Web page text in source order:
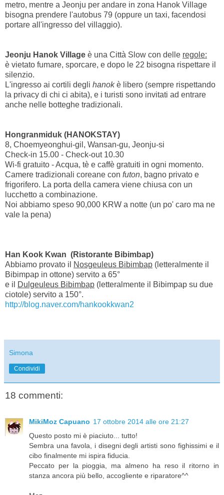
metro, mentre a Jeonju per andare in zona Hanok Village
bisogna prendere l'autobus 79 (oppure un taxi, facendosi
portare all'ingresso del villaggio).
Jeonju Hanok Village è una Città Slow con delle regole:
è vietato fumare, sporcare, e dopo le 22 bisogna rispettare il
silenzio.
L'ingresso ai cortili degli hanokè libero (sempre rispettando
la privacy di chi ci abita), e i turisti sono invitati ad entrare
anche nelle botteghe tradizionali.
Hongranmiduk (HANOKSTAY)
8, Choemyeonghui-gil, Wansan-gu, Jeonju-si
Check-in 15.00 - Check-out 10.30
Wi-fi gratuito - Acqua, tè e caffè gratuiti in ogni momento.
Camere tradizionali coreane con futon, bagno privato e
frigorifero. La porta della camera viene chiusa con un
lucchetto a combinazione.
Noi abbiamo speso 90,000 KRW a notte (un po' caro ma ne
vale la pena)
Han Kook Kwan (Ristorante Bibimbap)
Abbiamo provato il
Nosgeuleus Bibimbap (letteralmente il
Bibimpap in ottone) servito a 65°
e il
Dulgeuleus Bibimbap (letteralmente il Bibimpap su due
ciotole) servito a 150°.
http://blog.naver.com/hankookkwan2
Simona
Condividi
18 commenti:
MikiMoz Capuano 17 ottobre 2014 alle ore 21:27
Questo posto mi è piaciuto... tutto!
Sembra una favola, i disegni degli artisti sono fighissimi e il
cibo finalmente mi ispira fiducia.
Peccato per la pioggia, ma almeno ha reso il ritorno in
stanza ancora più bello, accogliente e riparatore^^